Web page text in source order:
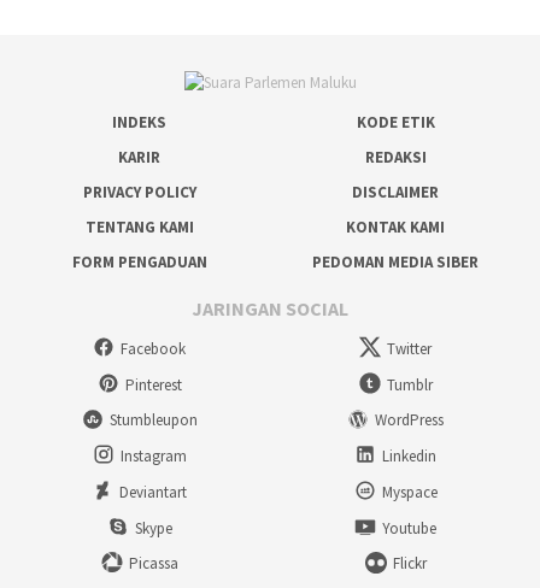
INDEKS
KODE ETIK
KARIR
REDAKSI
PRIVACY POLICY
DISCLAIMER
TENTANG KAMI
KONTAK KAMI
FORM PENGADUAN
PEDOMAN MEDIA SIBER
JARINGAN SOCIAL
Facebook
Twitter
Pinterest
Tumblr
Stumbleupon
WordPress
Instagram
Linkedin
Deviantart
Myspace
Skype
Youtube
Picassa
Flickr